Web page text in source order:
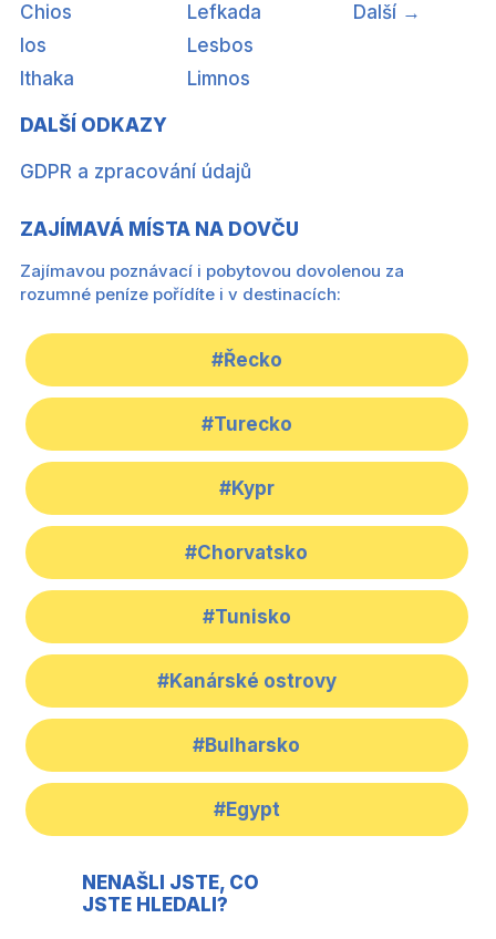
Chios
Ios
Ithaka
Lefkada
Lesbos
Limnos
Další →
DALŠÍ ODKAZY
GDPR a zpracování údajů
ZAJÍMAVÁ MÍSTA NA DOVČU
Zajímavou poznávací i pobytovou dovolenou za
rozumné peníze pořídíte i v destinacích:
#Řecko
#Turecko
#Kypr
#Chorvatsko
#Tunisko
#Kanárské ostrovy
#Bulharsko
#Egypt
NENAŠLI JSTE, CO
JSTE HLEDALI?